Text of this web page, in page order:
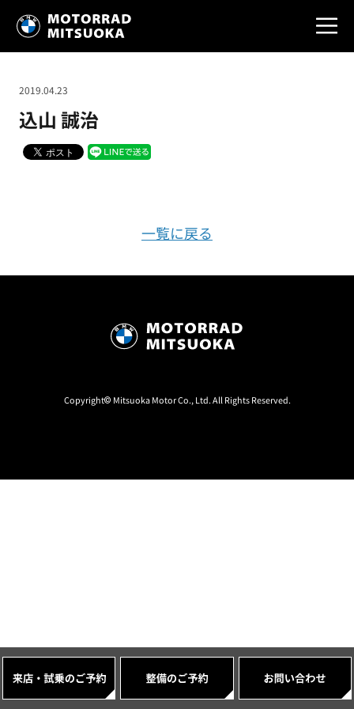
込山 誠治
2019.04.23
一覧に戻る
Copyright© Mitsuoka Motor Co., Ltd. All Rights Reserved.